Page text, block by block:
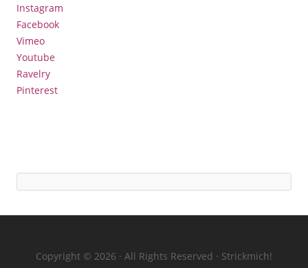
Instagram
Facebook
Vimeo
Youtube
Ravelry
Pinterest
Copyright © 2026 · All Rights Reserved · Strickmich!